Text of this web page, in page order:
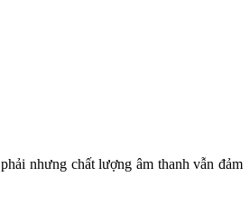
nhưng chất lượng âm thanh vẫn đảm